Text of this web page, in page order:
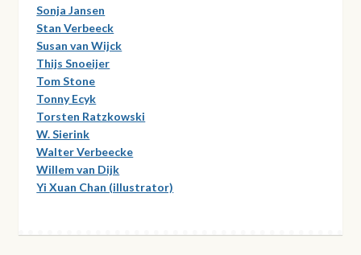
Sonja Jansen
Stan Verbeeck
Susan van Wijck
Thijs Snoeijer
Tom Stone
Tonny Ecyk
Torsten Ratzkowski
W. Sierink
Walter Verbeecke
Willem van Dijk
Yi Xuan Chan (illustrator)